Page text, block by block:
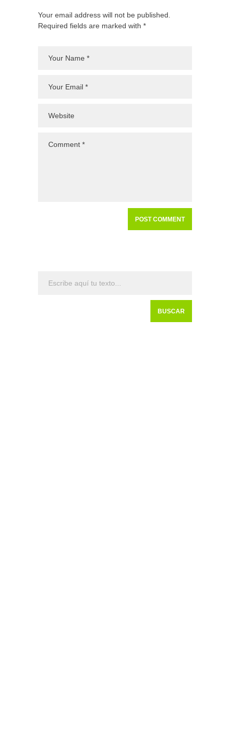
Your email address will not be published.
Required fields are marked with *